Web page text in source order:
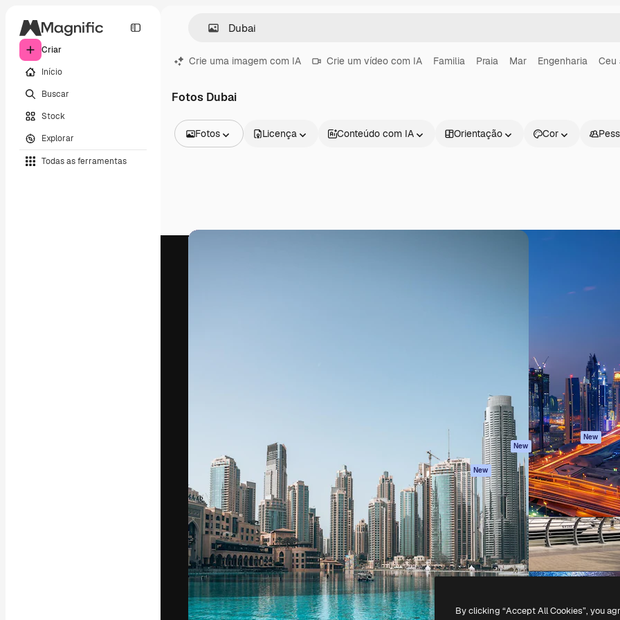
Criar
Início
Buscar
Stock
Explorar
Todas as ferramentas
Crie uma imagem com IA Crie um vídeo com IA Familia Praia Mar Engenharia Ceu
Fotos Dubai
Fotos
Vídeos
Licença Conteúdo com IA Orientação Cor
Texto para voz
Conteúdo de stock
Claude/ChatGPT
New
Agentes New
API
App móvel
Todas as
ferramentas
Atendimento
Termos e
condições
Política de
privacidade
Originais New
Política de
Central de
confiabilidade
Afiliados
Empresas
Copyright © 2010-2026Freepik Company S.L.U.Todos os direitos reservados.
By clicking “Accept All Cookies”, you